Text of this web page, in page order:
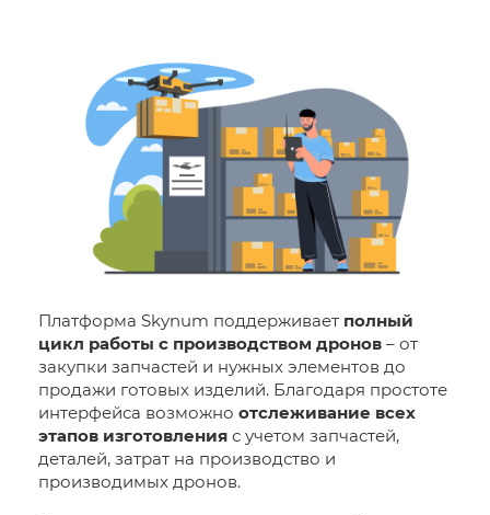
Платформа Skynum поддерживает полный
цикл работы с производством дронов – от
закупки запчастей и нужных элементов до
продажи готовых изделий. Благодаря простоте
интерфейса возможно отслеживание всех
этапов изготовления с учетом запчастей,
деталей, затрат на производство и
производимых дронов.